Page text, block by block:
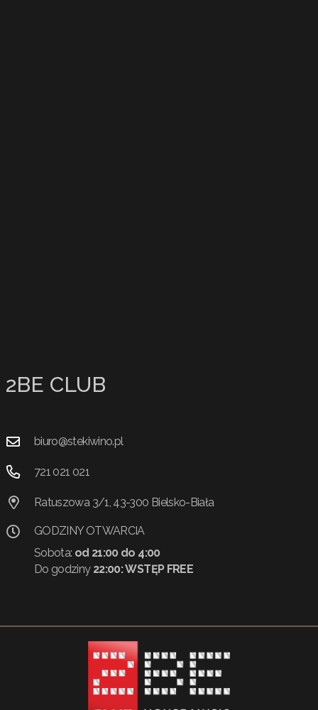
2BE CLUB
biuro@stekiwino.pl
721 021 021
Ratuszowa 3/1, 43-300 Bielsko-Biała
GODZINY OTWARCIA
Sobota: od 21:00 do 4:00
Do godziny 22:00:WSTĘP FREE